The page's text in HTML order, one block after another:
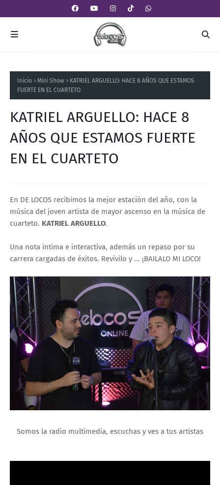
Inicio Mini Show
KATRIEL ARGUELLO: HACE 8 AÑOS QUE ESTAMOS
FUERTE EN EL CUARTETO
KATRIEL ARGUELLO: HACE 8
AÑOS QUE ESTAMOS FUERTE
EN EL CUARTETO
En DE LOCOS recibimos la mejor estación del año, con la
música del joven artista de mayor ascenso en la música de
cuarteto. KATRIEL ARGUELLO.
Una nota intima e interactiva, además un repaso por su
carrera cargadas de éxitos. Revivilo y ... ¡BAILALO MI LOCO!
Somos la radio multimedia, escuchas y ves a tus artistas